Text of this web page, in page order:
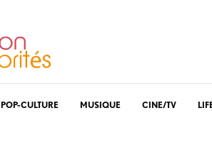
POP-CULTURE MUSIQUE CINE/TV